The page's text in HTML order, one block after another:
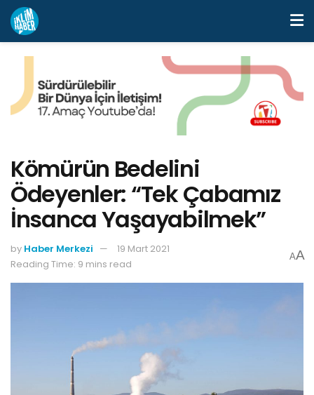
Kömürün Bedelini
Ödeyenler: “Tek Çabamız
İnsanca Yaşayabilmek”
by Haber Merkezi
19 Mart 2021
Reading Time: 9 mins read
AA